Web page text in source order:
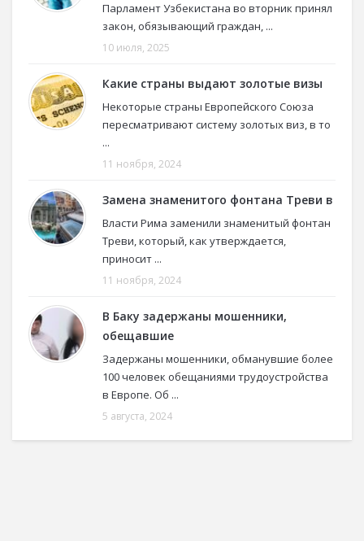
Парламент Узбекистана во вторник принял
закон, обязывающий граждан, ...
10 июля, 2025
Какие страны выдают золотые визы
Некоторые страны Европейского Союза
пересматривают систему золотых виз, в то
...
11 ноября, 2024
Замена знаменитого фонтана Треви в
Власти Рима заменили знаменитый фонтан
Треви, который, как утверждается,
приносит ...
11 ноября, 2024
В Баку задержаны мошенники,
обещавшие
Задержаны мошенники, обманувшие более
100 человек обещаниями трудоустройства
в Европе. Об ...
5 августа, 2024